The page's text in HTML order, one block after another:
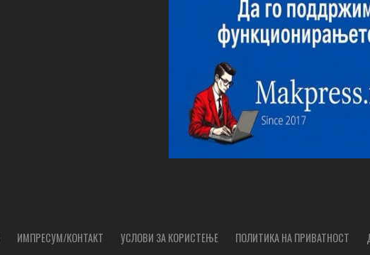
ИМПРЕСУМ/КОНТАКТ УСЛОВИ ЗА КОРИСТЕЊЕ ПОЛИТИКА НА ПРИВАТНОСТ